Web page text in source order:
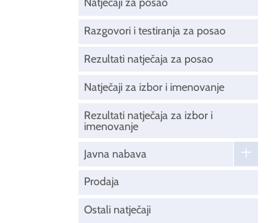
Natječaji za posao
Razgovori i testiranja za posao
Rezultati natječaja za posao
Natječaji za izbor i imenovanje
Rezultati natječaja za izbor i
imenovanje
Javna nabava
Prodaja
Ostali natječaji